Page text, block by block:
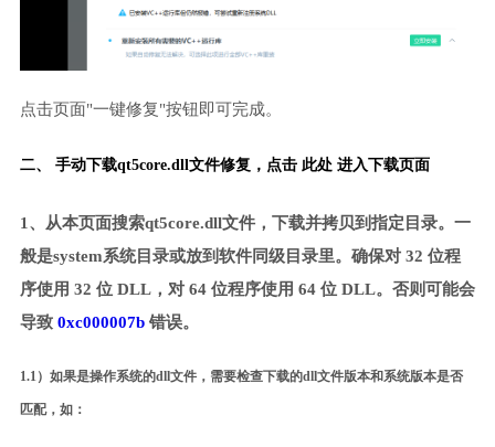
点击页面"一键修复"按钮即可完成。
二、 手动下载qt5core.dll文件修复， 点击 此处 进入下载页面
1、从本页面搜索qt5core.dll文件，下载并拷贝到指定目录。一
般是system系统目录或放到软件同级目录里。确保对 32 位程
序使用 32 位 DLL，对 64 位程序使用 64 位 DLL。否则可能会
导致 0xc000007b错误。
1.1）如果是操作系统的dll文件，需要检查下载的dll文件版本和系统版本是否
匹配，如：